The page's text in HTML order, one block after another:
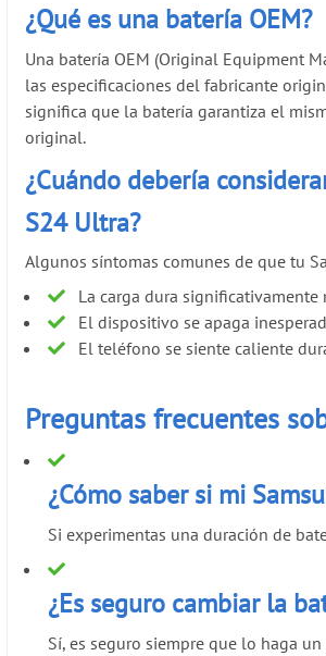
¿Qué es una batería OEM?
Una batería OEM (Original Equipment
las especificaciones del fabricante
significa que la batería garantiza el
original.
¿Cuándo debería
S24 Ultra?
Algunos síntomas comunes de que tu
La carga dura
El dispositivo se apaga
El teléfono se siente caliente
Preguntas frecuentes
¿Cómo saber si mi
Si experimentas una duración de
¿Es seguro cambiar la
Sí, es seguro siempre que lo haga